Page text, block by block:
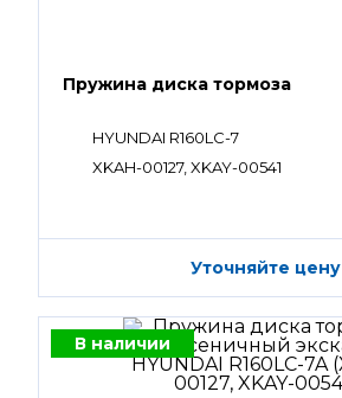
Пружина диска тормоза
HYUNDAI R160LC-7
XKAH-00127, XKAY-00541
Уточняйте цену
В наличии